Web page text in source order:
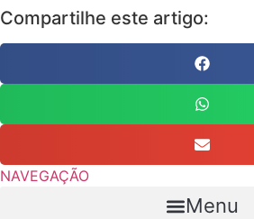
Compartilhe este artigo:
NAVEGAÇÃO
Menu